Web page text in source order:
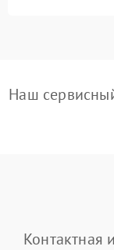
Наш
Контактная